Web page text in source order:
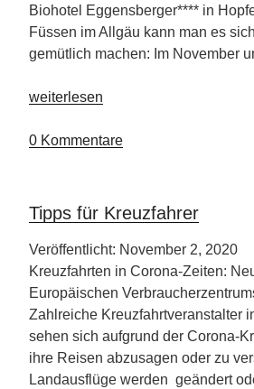
Biohotel Eggensberger**** in
Füssen im Allgäu kann man es
gemütlich machen: Im November
„Biohotel
weiterlesen
0 Kommentare
Tipps für Kreuzfahrer
Veröffentlicht: November 2, 2020
Kreuzfahrten in Corona-Zeiten:
Europäischen
Zahlreiche Kreuzfahrtveranstalter
sehen sich aufgrund der Corona-
ihre Reisen abzusagen oder zu
Landausflüge werden geändert